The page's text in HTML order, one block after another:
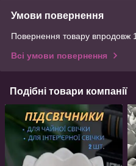
Умови повернення
Повернення товару впродовж
Всі умови повернення
Подібні товари компанії